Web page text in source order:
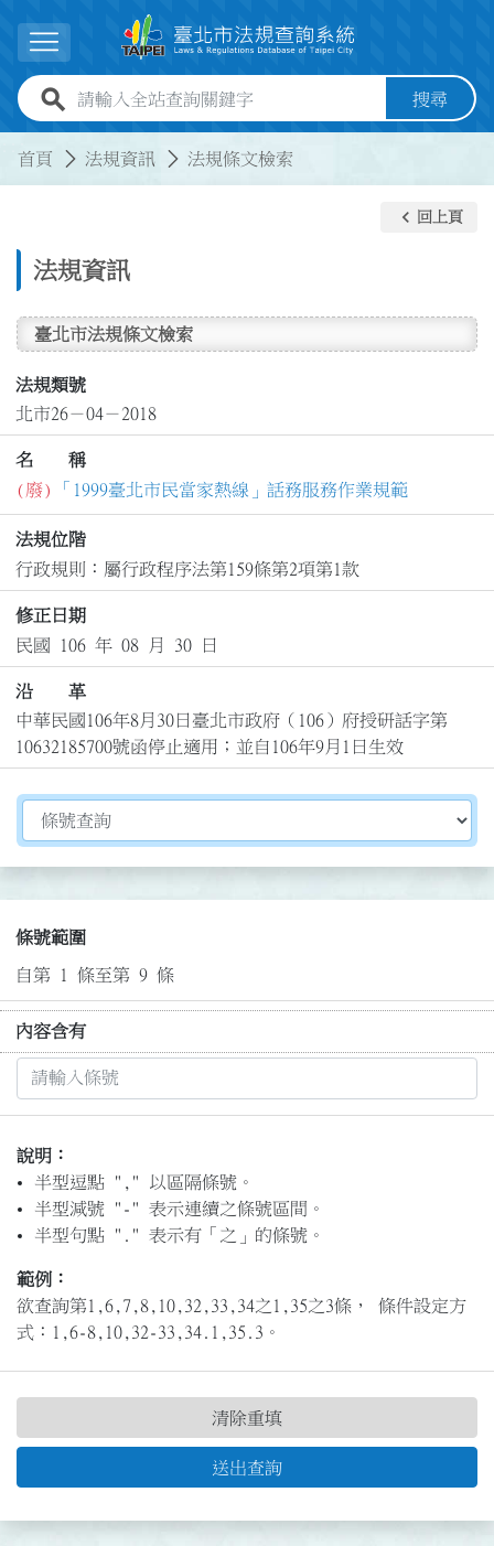
展開選單
全站查詢關鍵字欄位 搜尋
首頁 法規資訊 法規條文檢索
法規資訊
keyboard_arrow_left 回上頁
臺北市法規條文檢索
法規類號
北市26－04－2018
名 稱
(廢)
「1999臺北市民當家熱線」話務服務作業規範
法規位階
行政規則：屬行政程序法第159條第2項第1款
修正日期
民國 106 年 08 月 30 日
沿 革
中華民國106年8月30日臺北市政府（106）府授研話字第
10632185700號函停止適用；並自106年9月1日生效
切換選擇法規資訊內容
條號範圍
自第 1 條至第 9 條
內容含有
說明：
半型逗點 "," 以區隔條號。
半型減號 "-" 表示連續之條號區間。
半型句點 "." 表示有「之」的條號。
範例：
欲查詢第1,6,7,8,10,32,33,34之1,35之3條， 條件設定方
式：1,6-8,10,32-33,34.1,35.3。
送出查詢
清除重填